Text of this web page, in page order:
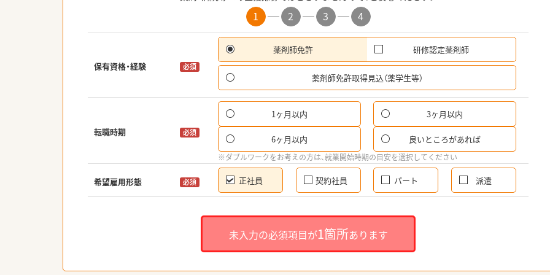
1 2 3 4
保有資格・経験 必須
薬剤師免許 研修認定薬剤師
薬剤師免許取得見込（薬学生等）
転職時期 必須
1ヶ月以内 3ヶ月以内
6ヶ月以内 良いところがあれば
※ダブルワークをお考えの方は、就業開始時期の目安を選択してください
希望雇用形態 必須 正社員 契約社員 パート 派遣
未入力の必須項目が1箇所あります